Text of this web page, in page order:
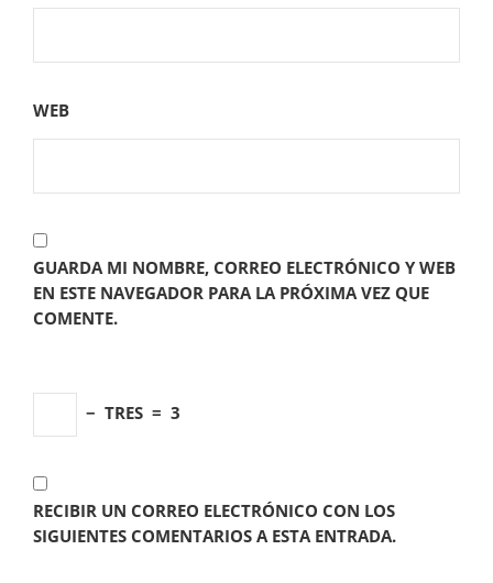
WEB
GUARDA MI NOMBRE, CORREO ELECTRÓNICO Y WEB
EN ESTE NAVEGADOR PARA LA PRÓXIMA VEZ QUE
COMENTE.
− TRES = 3
RECIBIR UN CORREO ELECTRÓNICO CON LOS
SIGUIENTES COMENTARIOS A ESTA ENTRADA.